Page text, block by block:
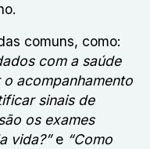
comuns, como:
com a saúde
o acompanhamento
sinais de
os exames
vida?”e “Como